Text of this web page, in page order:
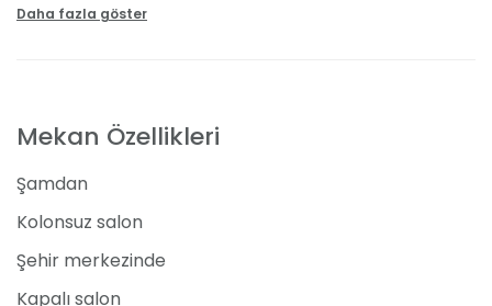
gecenizin kusursuz olması için çaba gösteriyor.
Mekanın Özellikleri
Turistik ve tarihi mekanlara olan konumuyla ilgi çeken
otel, nişan ve söz organizasyonları için konferans ve
birlikte sizlerin eğlenmesi ve eşsiz bir deneyim elde
etmesi için özenle çalışıyor. Kapalı davet alanına
Daha fazla göster
Mekan Özellikleri
Şamdan
Kolonsuz salon
Şehir merkezinde
Kapalı salon